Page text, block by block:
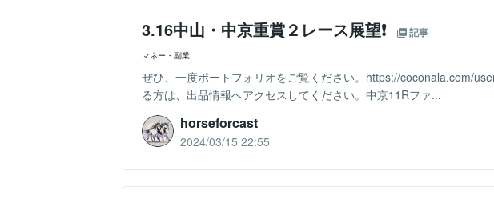
3.16中山・中京重賞２レース展望❗️ 記事
マネー・副業
ぜひ、一度ポートフォリオをご覧ください。https://coconala.com/
る方は、出品情報へアクセスしてください。中京11Rファ...
horseforcast
2024/03/15 22:55